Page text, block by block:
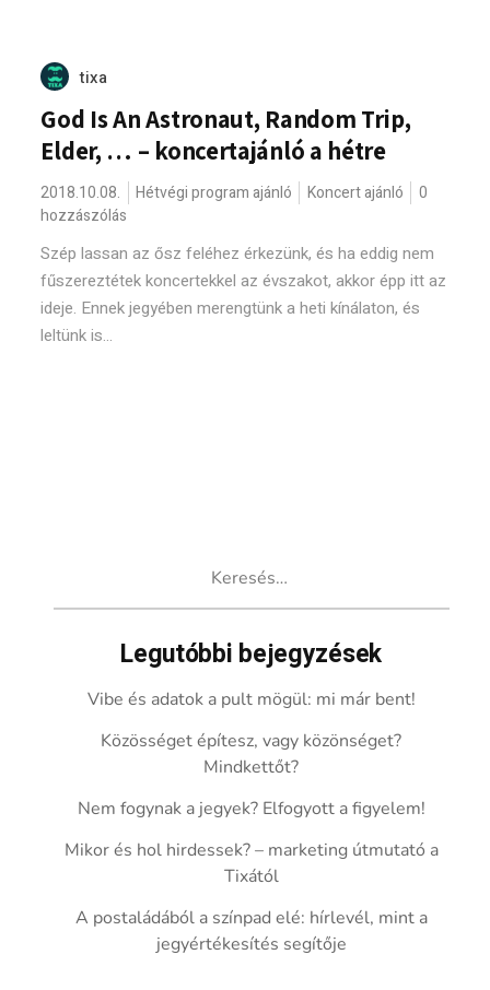
tixa
God Is An Astronaut, Random Trip,
Elder, … – koncertajánló a hétre
2018.10.08. Hétvégi program ajánló Koncert ajánló
0
hozzászólás
Szép lassan az ősz feléhez érkezünk, és ha eddig nem
fűszereztétek koncertekkel az évszakot, akkor épp itt az
ideje. Ennek jegyében merengtünk a heti kínálaton, és
leltünk is...
Legutóbbi bejegyzések
Vibe és adatok a pult mögül: mi már bent!
Közösséget építesz, vagy közönséget?
Mindkettőt?
Nem fogynak a jegyek? Elfogyott a figyelem!
Mikor és hol hirdessek? – marketing útmutató a
Tixától
A postaládából a színpad elé: hírlevél, mint a
jegyértékesítés segítője